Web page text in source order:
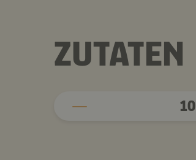
ZUTATEN
10